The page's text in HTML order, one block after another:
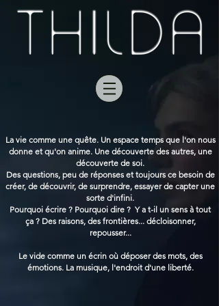
La vie comme une quête. Un espace temps que l'on nous
donne et qu'on anime. Une découverte des autres, une
découverte de soi.
Des questions, peu de réponses et toujours ce besoin de
créer, de découvrir, de surprendre, essayer de capter une
sorte d'infini.
Pourquoi écrire ? Pourquoi dire ? Y a t-il un sens à tout
ça ? Des raisons, des frontières... décloisonner,
repousser...
Le vide comme un écrin où déposer des mots, des
émotions. La musique, l'endroit d'une liberté.